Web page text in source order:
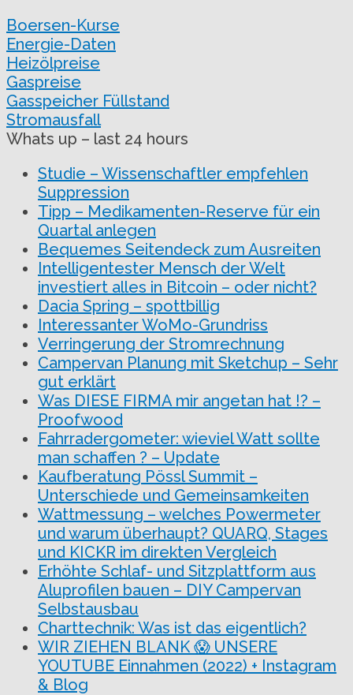
Boersen-Kurse
Energie-Daten
Heizölpreise
Gaspreise
Gasspeicher Füllstand
Stromausfall
Whats up – last 24 hours
Studie – Wissenschaftler empfehlen
Suppression
Tipp – Medikamenten-Reserve für ein
Quartal anlegen
Bequemes Seitendeck zum Ausreiten
Intelligentester Mensch der Welt
investiert alles in Bitcoin – oder nicht?
Dacia Spring – spottbillig
Interessanter WoMo-Grundriss
Verringerung der Stromrechnung
Campervan Planung mit Sketchup – Sehr
gut erklärt
Was DIESE FIRMA mir angetan hat !? –
Proofwood
Fahrradergometer: wieviel Watt sollte
man schaffen ? – Update
Kaufberatung Pössl Summit –
Unterschiede und Gemeinsamkeiten
Wattmessung – welches Powermeter
und warum überhaupt? QUARQ, Stages
und KICKR im direkten Vergleich
Erhöhte Schlaf- und Sitzplattform aus
Aluprofilen bauen – DIY Campervan
Selbstausbau
Charttechnik: Was ist das eigentlich?
WIR ZIEHEN BLANK 😱 UNSERE
YOUTUBE Einnahmen (2022) + Instagram
& Blog